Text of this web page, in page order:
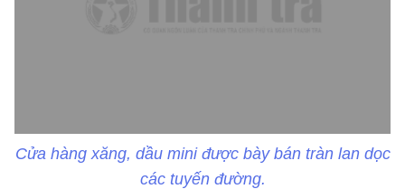
Cửa hàng xăng, dầu mini được bày bán tràn lan dọc
các tuyến đường.